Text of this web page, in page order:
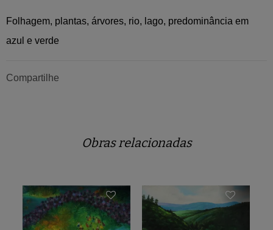
Folhagem, plantas, árvores, rio, lago, predominância em
azul e verde
Compartilhe
Obras relacionadas